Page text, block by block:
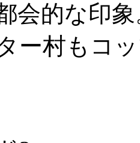
会的な印
ー村もコ